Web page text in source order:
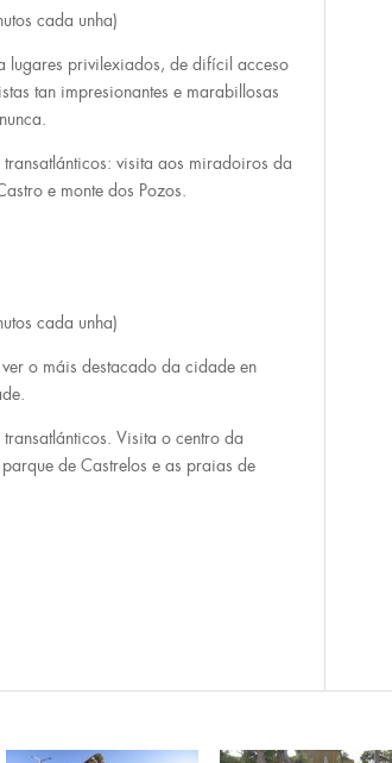
cada unha)
lugares privilexiados, de difícil acceso
tan impresionantes e marabillosas
visita aos miradoiros da
e monte dos Pozos.
cada unha)
o máis destacado da cidade en
Visita o centro da
de Castrelos e as praias de